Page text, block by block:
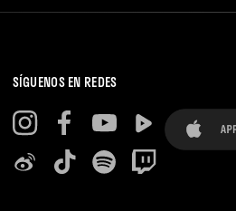
SÍGUENOS EN REDES